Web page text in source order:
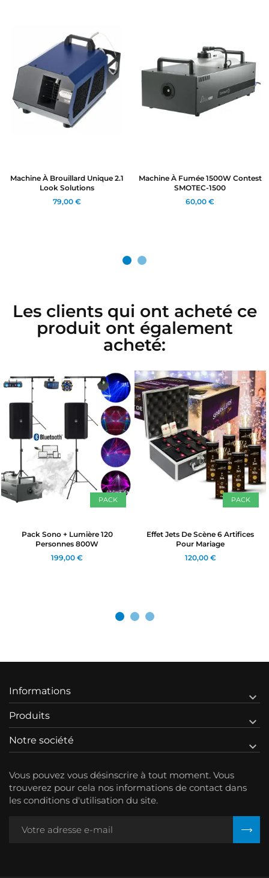
Machine À Brouillard Unique 2.1
Look Solutions
79,00 €
Machine À Fumée 1500W Contest
SMOTEC-1500
60,00 €
Les clients qui ont acheté ce
produit ont également
acheté:
PACK
Pack Sono + Lumière 120
Personnes 800W
199,00 €
PACK
Effet Jets De Scène 6 Artifices
Pour Mariage
120,00 €
Informations 
Produits 
Notre société 
Vous pouvez vous désinscrire à tout moment. Vous
trouverez pour cela nos informations de contact dans
les conditions d'utilisation du site.